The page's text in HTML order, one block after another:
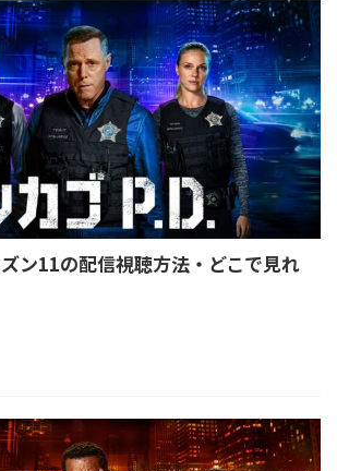
ン11の配信視聴方法・どこで見れ